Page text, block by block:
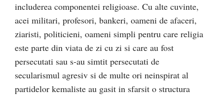
includerea componentei religioase. Cu alte cuvinte,
acei militari, profesori, bankeri, oameni de afaceri,
ziaristi, politicieni, oameni simpli pentru care religia
este parte din viata de zi cu zi si care au fost
persecutati sau s-au simtit persecutati de
secularismul agresiv si de multe ori neinspirat al
partidelor kemaliste au gasit in sfarsit o structura